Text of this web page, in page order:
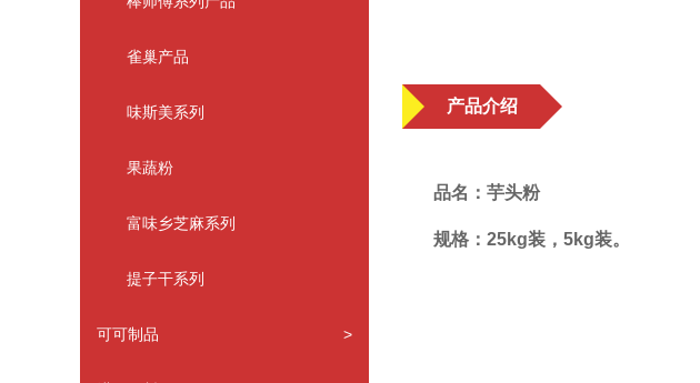
雀巢产品
味斯美系列
果蔬粉
富味乡芝麻系列
提子干系列
可可制品 >
产品介绍
品名：芋头粉
规格：25kg装，5kg装。